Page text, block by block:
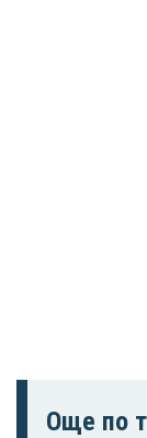
Още по